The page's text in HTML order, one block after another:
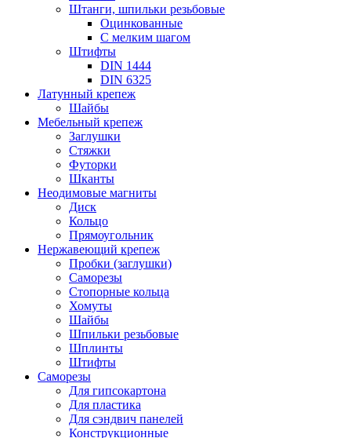
Штанги, шпильки резьбовые
Оцинкованные
С мелким шагом
Штифты
DIN 1444
DIN 6325
Латунный крепеж
Шайбы
Мебельный крепеж
Заглушки
Стяжки
Футорки
Шканты
Неодимовые магниты
Диск
Кольцо
Прямоугольник
Нержавеющий крепеж
Пробки (заглушки)
Саморезы
Стопорные кольца
Хомуты
Шайбы
Шпильки резьбовые
Шплинты
Штифты
Саморезы
Для гипсокартона
Для пластика
Для сэндвич панелей
Конструкционные